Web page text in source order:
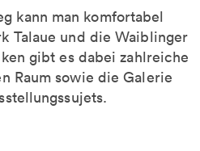
kann man komfortabel
Talaue und die Waiblinger
gibt es dabei zahlreiche
Raum sowie die Galerie